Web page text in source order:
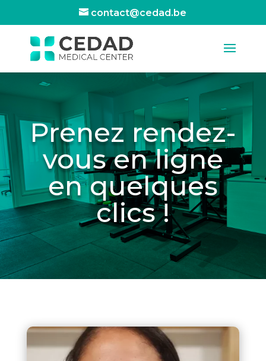
contact@cedad.be
Prenez rendez-
vous en ligne
en quelques
clics !